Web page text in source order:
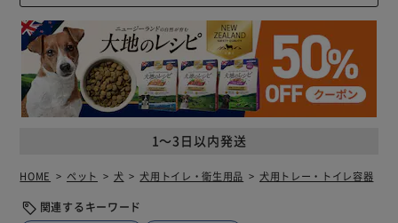
1～3日以内発送
HOME ペット 犬 犬用トイレ・衛生用品 犬用トレー・トイレ容器
関連するキーワード